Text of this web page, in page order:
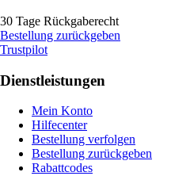
30 Tage Rückgaberecht
Bestellung zurückgeben
Trustpilot
Dienstleistungen
Mein Konto
Hilfecenter
Bestellung verfolgen
Bestellung zurückgeben
Rabattcodes